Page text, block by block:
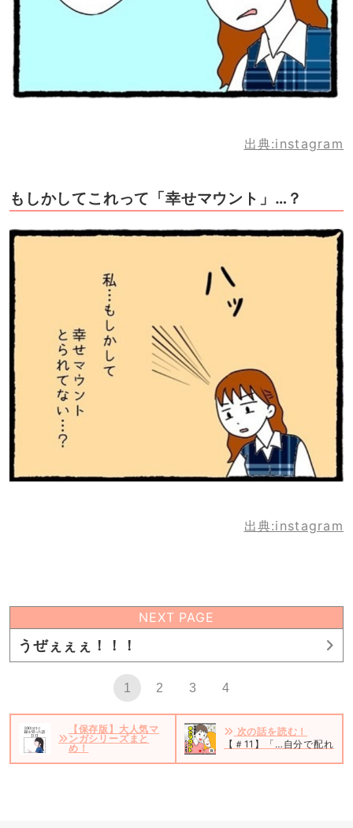
出典:instagram
もしかしてこれって「幸せマウント」…？
出典:instagram
NEXT PAGE
うぜぇぇぇ！！！
1 2 3 4
【保存版】大人気マ
ンガシリーズまと
め！
次の話を読む！
【＃11】「…自分で配れば